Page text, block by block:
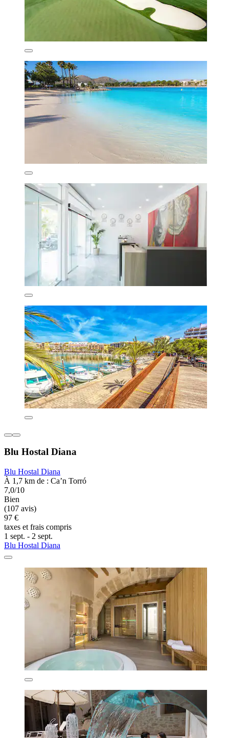
Blu Hostal Diana
Blu Hostal Diana
À 1,7 km de : Ca’n Torró
7,0/10
Bien
(107 avis)
97 €
taxes et frais compris
1 sept. - 2 sept.
Blu Hostal Diana